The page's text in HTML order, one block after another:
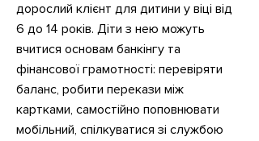
дорослий клієнт для дитини у віці від
6 до 14 років. Діти з нею можуть
вчитися основам банкінгу та
фінансової грамотності: перевіряти
баланс, робити перекази між
картками, самостійно поповнювати
мобільний, спілкуватися зі службою